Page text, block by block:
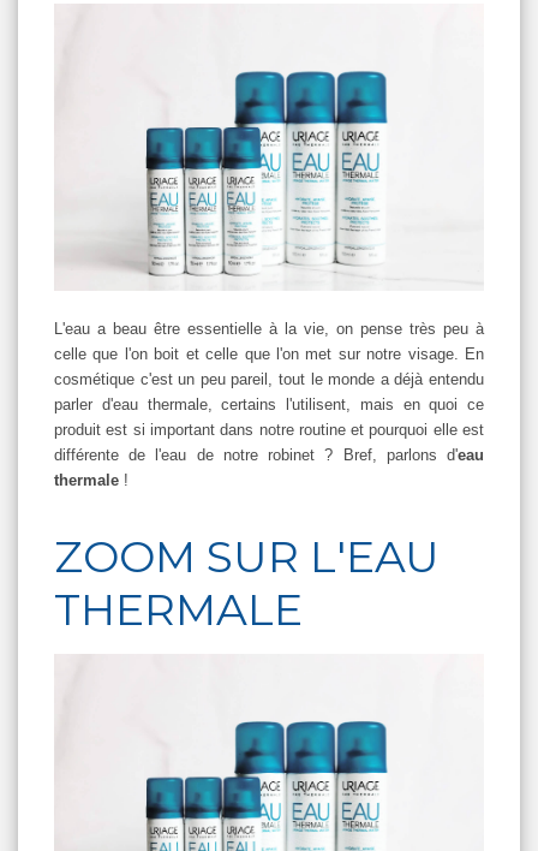
L'eau a beau être essentielle à la vie, on pense très peu à
celle que l'on boit et celle que l'on met sur notre visage. En
cosmétique c'est un peu pareil, tout le monde a déjà entendu
parler d'eau thermale, certains l'utilisent, mais en quoi ce
produit est si important dans notre routine et pourquoi elle est
différente de l'eau de notre robinet ? Bref, parlons d'eau
thermale !
ZOOM SUR L'EAU
THERMALE